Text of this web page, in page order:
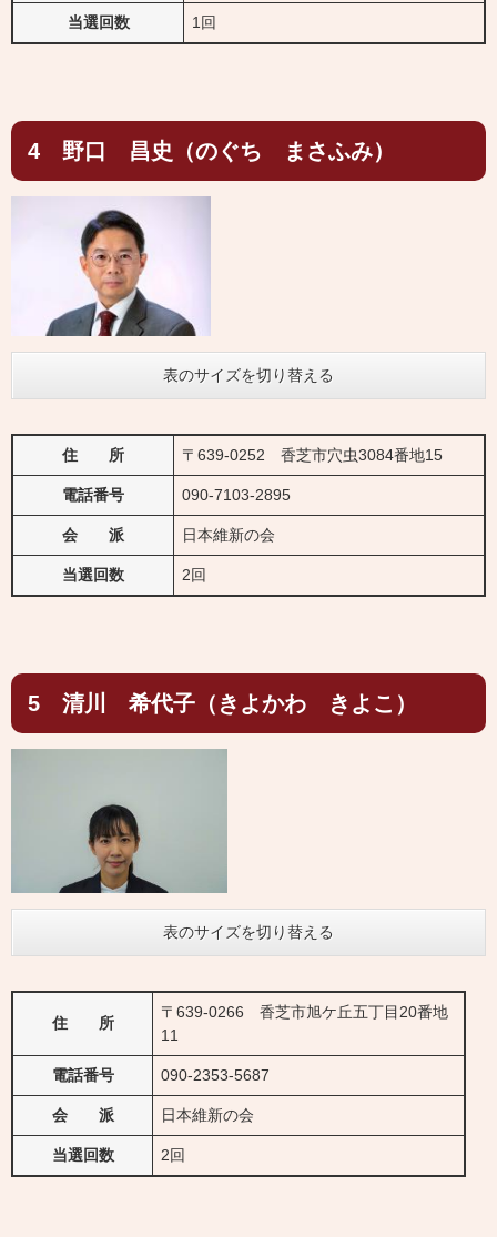
当選回数 1回
4 野口 昌史（のぐち まさふみ）
表のサイズを切り替える
住 所 〒639-0252 香芝市穴虫3084番地15
電話番号 090-7103-2895
会 派 日本維新の会
当選回数 2回
5 清川 希代子（きよかわ きよこ）
表のサイズを切り替える
住 所
〒639-0266 香芝市旭ケ丘五丁目20番地
11
電話番号 090-2353-5687
会 派 日本維新の会
当選回数 2回